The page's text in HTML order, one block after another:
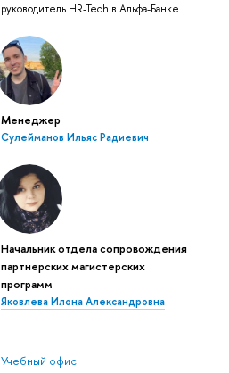
руководитель HR-Tech в Альфа-Банке
Менеджер
Сулейманов Ильяс Радиевич
Начальник отдела сопровождения
партнерских магистерских
программ
Яковлева Илона Александровна
Учебный офис